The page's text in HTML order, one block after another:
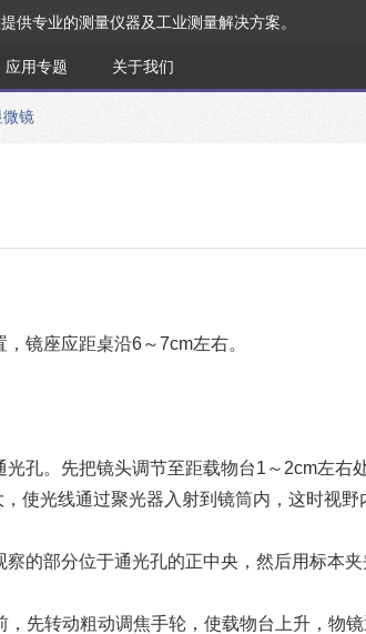
供专业的测量仪器及工业测量解决方案。
应用专题 关于我们
微镜
镜座应距桌沿6～7cm左右。
孔。先把镜头调节至距载物台1～2cm左右
使光线通过聚光器入射到镜筒内，这时视野
的部分位于通光孔的正中央，然后用标本夹
先转动粗动调焦手轮，使载物台上升，物